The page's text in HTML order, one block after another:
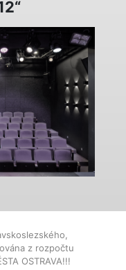
z rozpočtu
OSTRAVA!!!